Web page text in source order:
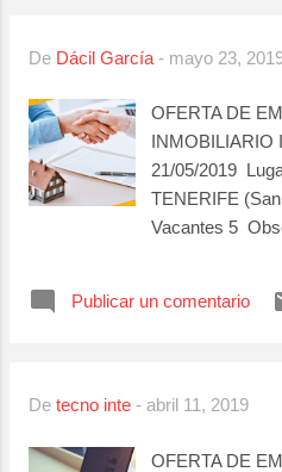
10/06/2019
ADEJE
Formación Ciclo
/ FPII Idiomas
Jornada Laboral
Geográfica
De Dácil García - mayo 23,
OFERTA DE
INMOBILIARIO
21/05/2019
TENERIFE
Vacantes 5
trabajo Agente
Jornada
Autoempleo
Publicar un comentario
De tecno inte - abril 11, 2019
OFERTA DE